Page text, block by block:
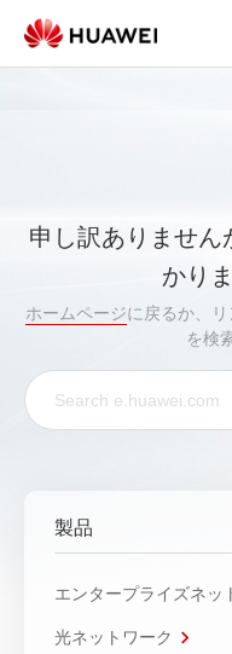
申し訳ありません
かり
ホームページに戻るか、
を検
製品
エンタープライズネッ
光ネットワーク